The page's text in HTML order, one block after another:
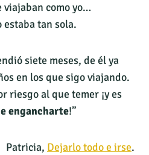
viajaban como yo…
estaba tan sola.
siete meses, de él ya
en los que sigo viajando.
riesgo al que temer ¡y es
engancharte!”
Patricia, Dejarlo todo e irse.